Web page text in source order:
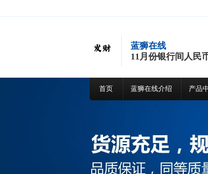
蓝狮在线
11月份银行间人民
首页 蓝狮在线介绍 产品